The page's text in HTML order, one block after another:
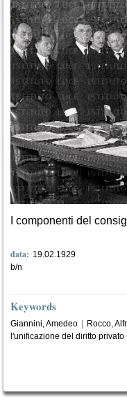
I componenti del
data: 19.02.1929
b/n
Keywords
Giannini, Amedeo | Rocco,
l'unificazione del diritto privato